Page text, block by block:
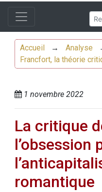
Accueil → Analyse
Francfort, la théorie
1 novembre 2022
La critique
l’obsession
romantique